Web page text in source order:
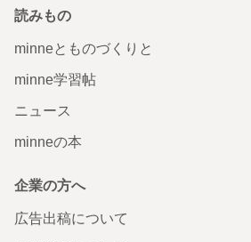
読みもの
minneとものづくりと
minne学習帖
ニュース
minneの本
企業の方へ
広告出稿について